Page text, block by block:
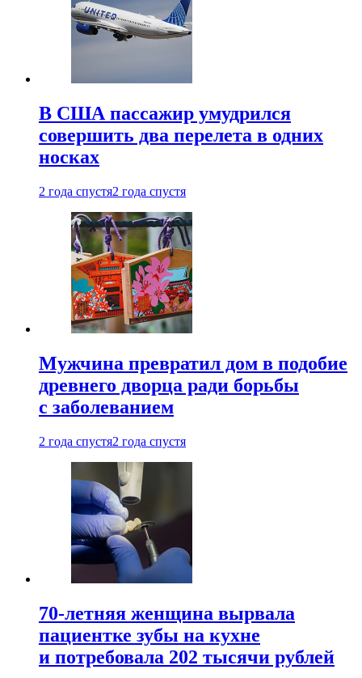
В США пассажир умудрился
совершить два перелета в одних
носках
2 года спустя2 года спустя
Мужчина превратил дом в подобие
древнего дворца ради борьбы
с заболеванием
2 года спустя2 года спустя
70-летняя женщина вырвала
пациентке зубы на кухне
и потребовала 202 тысячи рублей